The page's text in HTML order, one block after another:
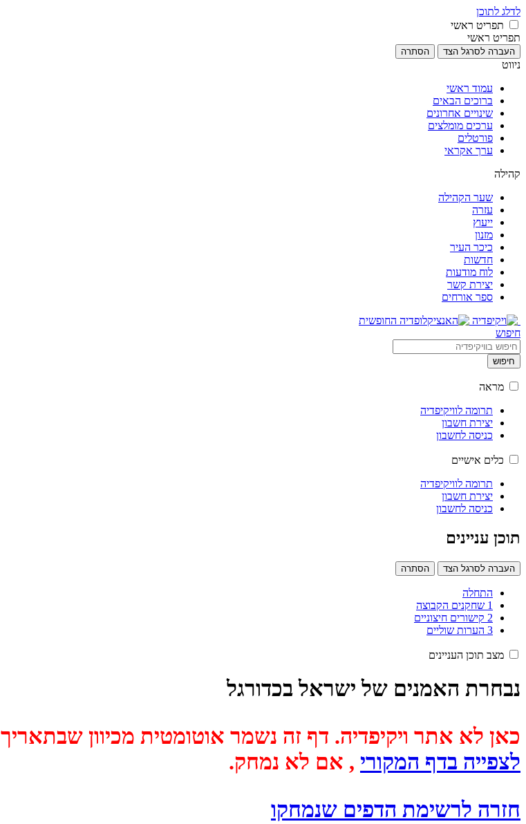
לדלג לתוכן
תפריט ראשי
תפריט ראשי
העברה לסרגל הצד הסתרה
ניווט
עמוד ראשי
ברוכים הבאים
שינויים אחרונים
ערכים מומלצים
פורטלים
ערך אקראי
קהילה
שער הקהילה
עזרה
ייעוץ
מזנון
כיכר העיר
חדשות
לוח מודעות
יצירת קשר
ספר אורחים
חיפוש
חיפוש
מראה
תרומה לוויקיפדיה
יצירת חשבון
כניסה לחשבון
כלים אישיים
תרומה לוויקיפדיה
יצירת חשבון
כניסה לחשבון
תוכן עניינים
העברה לסרגל הצד הסתרה
התחלה
1 שחקנים הקבוצה
2 קישורים חיצוניים
3 הערות שוליים
מצב תוכן העניינים
נבחרת האמנים של ישראל בכדורגל
כאן לא אתר ויקיפדיה. דף זה נשמר אוטומטית מכיוון שבתאריך 2025-10-02 התקיים דיון האם למחוק אותו.
לצפייה בדף המקורי , אם לא נמחק.
חזרה לרשימת הדפים שנמחקו